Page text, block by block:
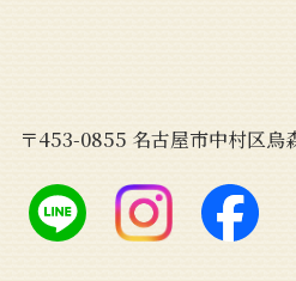
〒453-0855 名古屋市中村区烏